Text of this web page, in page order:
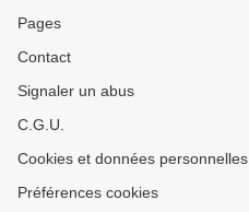
Pages
Contact
Signaler un abus
C.G.U.
Cookies et données personnelles
Préférences cookies